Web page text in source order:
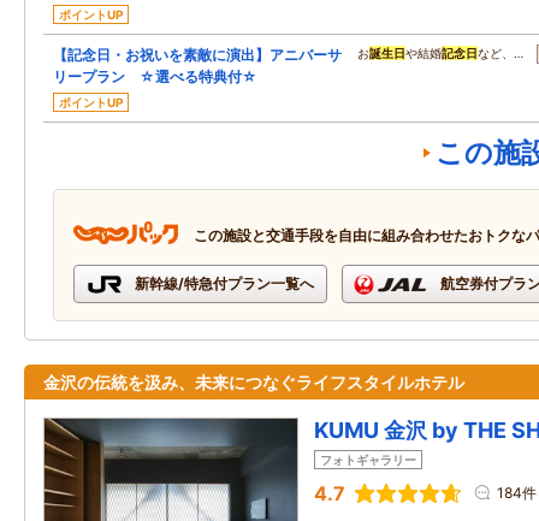
ポイントUP
【記念日・お祝いを素敵に演出】アニバーサ
リープラン ☆選べる特典付☆
ポイントUP
お誕生日や結婚記念日など、…
この施
この施設と交通手段を自由に組み合わせたおトクな
新幹線/特急付プラン一覧へ 航空券付プラ
金沢の伝統を汲み、未来につなぐライフスタイルホテル
KUMU 金沢 by THE
フォトギャラリー
4.7 184件